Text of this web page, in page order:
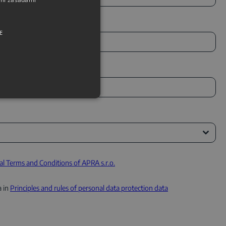
Terms and Conditions of APRA s.r.o.
in Principles and rules of personal data protection data